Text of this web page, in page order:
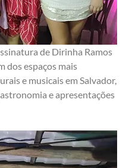
de Dirinha Ramos
dos espaços mais
e musicais em Salvador,
e apresentações